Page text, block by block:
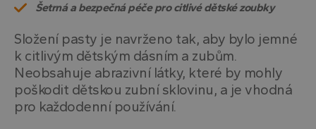
Šetrná a bezpečná péče pro citlivé dětské zoubky
Složení pasty je navrženo tak, aby bylo jemné
k citlivým dětským dásním a zubům.
Neobsahuje abrazivní látky, které by mohly
poškodit dětskou zubní sklovinu, a je vhodná
pro každodenní používání.